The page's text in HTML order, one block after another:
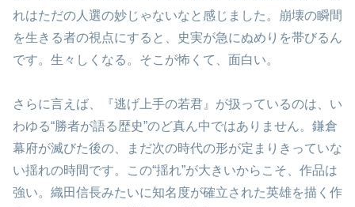
れはただの人選の妙じゃないなと感じました。崩壊の瞬間
を生きる者の視点にすると、史実が急にぬめりを帯びるん
です。生々しくなる。そこが怖くて、面白い。
さらに言えば、『逃げ上手の若君』が扱っているのは、い
わゆる“勝者が語る歴史”のど真ん中ではありません。鎌倉
幕府が滅びた後の、まだ次の時代の形が定まりきっていな
い揺れの時間です。この“揺れ”が大きいからこそ、作品は
強い。織田信長みたいに知名度が確立された英雄を描く作